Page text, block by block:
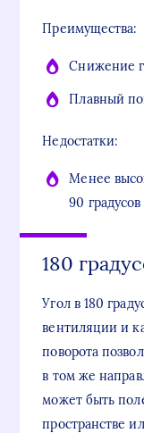
Преимущества:
Снижение
Плавный
Недостатки:
Менее
90 градусов
180
Угол в 180
вентиляции и
поворота
в том же
может быть
пространстве